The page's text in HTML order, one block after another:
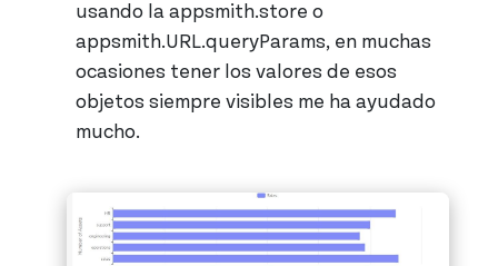
usando la appsmith.store o
appsmith.URL.queryParams, en muchas
ocasiones tener los valores de esos
objetos siempre visibles me ha ayudado
mucho.